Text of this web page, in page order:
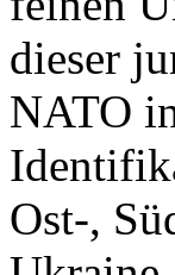
dieser
NATO
Ost-,